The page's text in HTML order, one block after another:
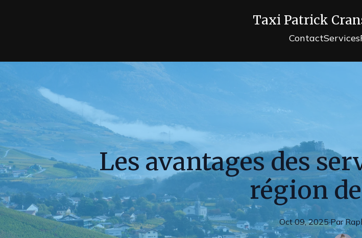
Taxi Patrick
ContactServices
Les avantages des
région
Oct 09, 2025·Par